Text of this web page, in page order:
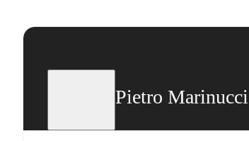
Pietro Marinucci